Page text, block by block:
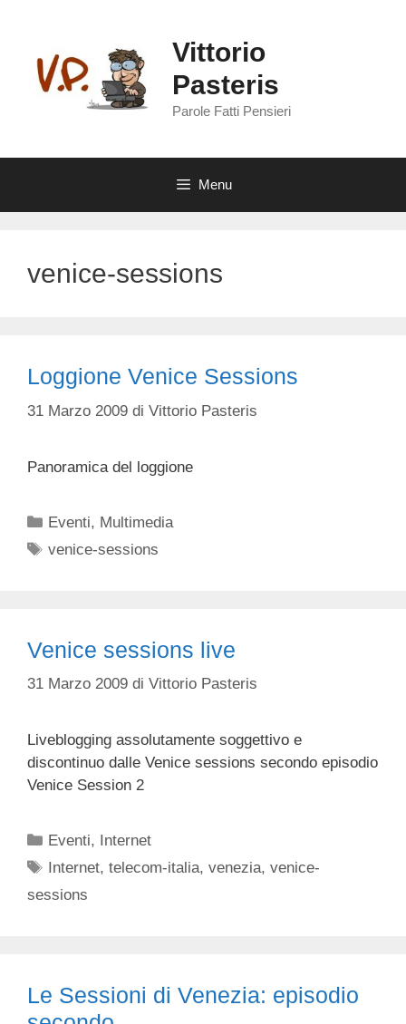
contenuto
Vittorio
Pasteris
Parole Fatti Pensieri
Menu
venice-sessions
Loggione Venice Sessions
31 Marzo 2009 di Vittorio Pasteris
Panoramica del loggione
Categorie
Eventi, Multimedia
Tag
venice-sessions
Venice sessions live
31 Marzo 2009 di Vittorio Pasteris
Liveblogging assolutamente soggettivo e
discontinuo dalle Venice sessions secondo episodio
Venice Session 2
Categorie
Eventi, Internet
Tag
Internet,telecom-italia,venezia,venice-
sessions
Le Sessioni di Venezia: episodio